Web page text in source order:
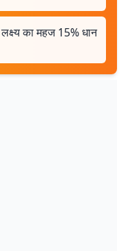
का महज 15% धान